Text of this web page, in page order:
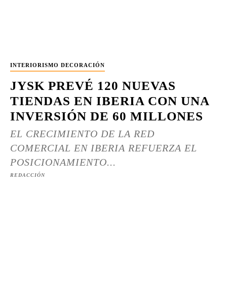
INTERIORISMO DECORACIÓN
JYSK PREVÉ 120 NUEVAS
TIENDAS EN IBERIA CON UNA
INVERSIÓN DE 60 MILLONES
EL CRECIMIENTO DE LA RED
COMERCIAL EN IBERIA REFUERZA EL
POSICIONAMIENTO...
REDACCIÓN